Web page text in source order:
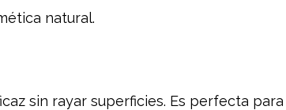
natural.
sin rayar superficies. Es perfecta